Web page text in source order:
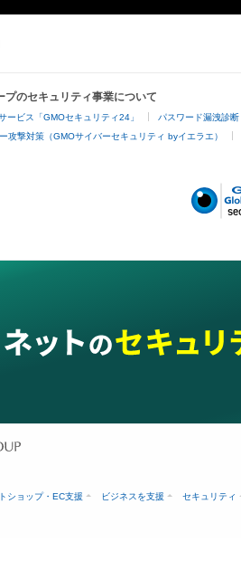
プのセキュリティ事業について
ービス「GMOセキュリティ24」 パスワード漏洩診断
攻撃対策（GMOサイバーセキュリティ byイエラエ）
ショップ・EC支援 ビジネスを支援 セキュリティ